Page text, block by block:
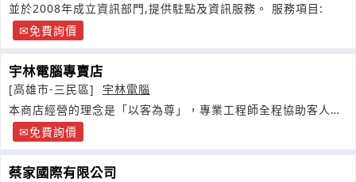
並於2008年成立資訊部門,提供駐點及資訊服務。 服務項目:
免費詢價
宇林電腦專賣店
[高雄市-三民區]
宇林電腦
本商店經營的理念是「以客為尊」，專業工程師全程協助客人，
選購最符合買家需求的商品
免費詢價
蔡家國際有限公司